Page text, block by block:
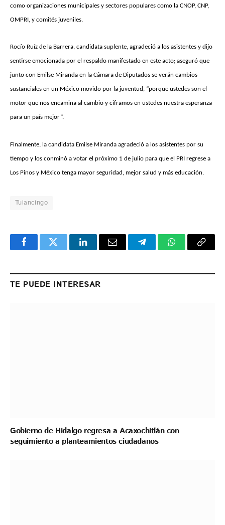
como organizaciones municipales y sectores populares como la CNOP, CNP,
OMPRI, y comités juveniles.
Rocío Ruíz de la Barrera, candidata suplente, agradeció a los asistentes y dijo
sentirse emocionada por el respaldo manifestado en este acto; aseguró que
junto con Emilse Miranda en la Cámara de Diputados se verán cambios
sustanciales en un México movido por la juventud, “porque ustedes son el
motor que nos encamina al cambio y ciframos en ustedes nuestra esperanza
para un país mejor”.
Finalmente, la candidata Emilse Miranda agradeció a los asistentes por su
tiempo y los conminó a votar el próximo 1 de julio para que el PRI regrese a
Los Pinos y México tenga mayor seguridad, mejor salud y más educación.
Tulancingo
FacebookTwitter LinkedInEmail TelegramWhatsApp
Copy
TE PUEDE INTERESAR
Gobierno de Hidalgo regresa a Acaxochitlán con
seguimiento a planteamientos ciudadanos